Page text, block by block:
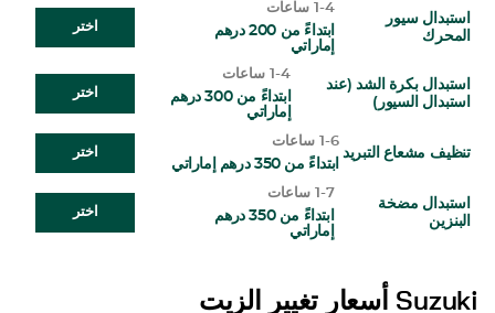
استبدال سيور
المحرك
1-4 ساعات
ابتداءً من 200 درهم
إماراتي
اختر
استبدال بكرة الشد (عند
استبدال السيور)
1-4 ساعات
ابتداءً من 300 درهم
إماراتي
اختر
تنظيف مشعاع التبريد
1-6 ساعات
ابتداءً من 350 درهم إماراتي
اختر
استبدال مضخة
البنزين
1-7 ساعات
ابتداءً من 350 درهم
إماراتي
اختر
Suzuki أسعار تغيير الزيت